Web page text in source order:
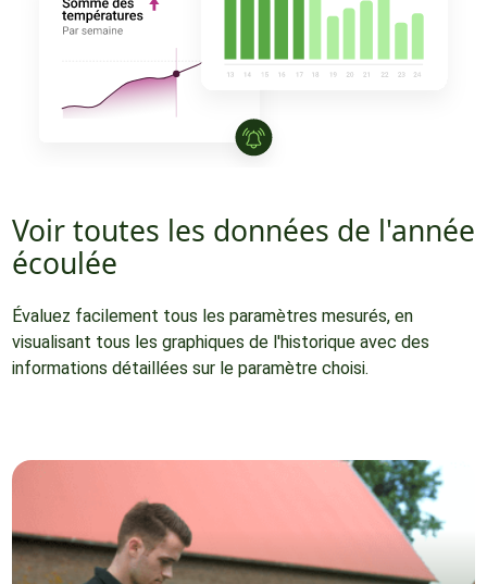
Voir toutes les données de l'année
écoulée
Évaluez facilement tous les paramètres mesurés, en
visualisant tous les graphiques de l'historique avec des
informations détaillées sur le paramètre choisi.